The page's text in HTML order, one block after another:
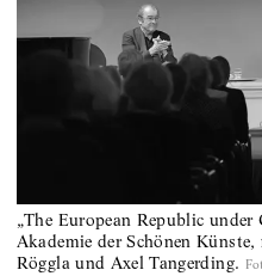
„The European Republic under
Akademie der Schönen
Röggla und Axel Tangerding.